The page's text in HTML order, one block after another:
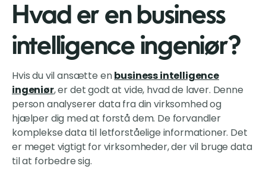
Hvad er en business
intelligence ingeniør?
Hvis du vil ansætte enbusiness intelligence
ingeniør, er det godt at vide, hvad de laver. Denne
person analyserer data fra din virksomhed og
hjælper dig med at forstå dem. De forvandler
komplekse data til letforståelige informationer. Det
er meget vigtigt for virksomheder, der vil bruge data
til at forbedre sig.